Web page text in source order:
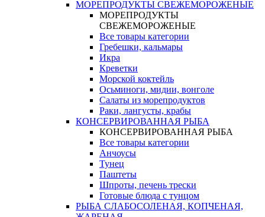
МОРЕПРОДУКТЫ СВЕЖЕМОРОЖЕНЫЕ
МОРЕПРОДУКТЫ
СВЕЖЕМОРОЖЕНЫЕ
Все товары категории
Гребешки, кальмары
Икра
Креветки
Морской коктейль
Осьминоги, мидии, вонголе
Салаты из морепродуктов
Раки, лангусты, крабы
КОНСЕРВИРОВАННАЯ РЫБА
КОНСЕРВИРОВАННАЯ РЫБА
Все товары категории
Анчоусы
Тунец
Паштеты
Шпроты, печень трески
Готовые блюда с тунцом
РЫБА СЛАБОСОЛЕНАЯ, КОПЧЕНАЯ,